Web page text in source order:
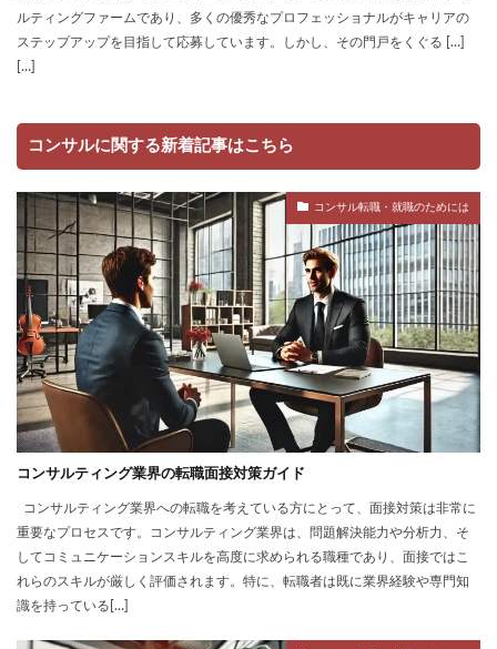
ルティングファームであり、多くの優秀なプロフェッショナルがキャリアの
ステップアップを目指して応募しています。しかし、その門戸をくぐる […]
[…]
コンサルに関する新着記事はこちら
コンサル転職・就職のためには
コンサルティング業界の転職面接対策ガイド
コンサルティング業界への転職を考えている方にとって、面接対策は非常に
重要なプロセスです。コンサルティング業界は、問題解決能力や分析力、そ
してコミュニケーションスキルを高度に求められる職種であり、面接ではこ
れらのスキルが厳しく評価されます。特に、転職者は既に業界経験や専門知
識を持っている[…]